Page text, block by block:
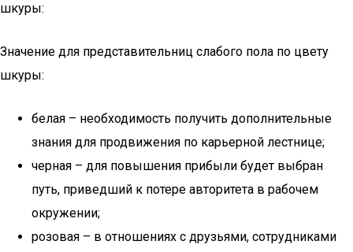
шкуры:
Значение для представительниц слабого пола по цвету
шкуры:
белая – необходимость получить дополнительные
знания для продвижения по карьерной лестнице;
черная – для повышения прибыли будет выбран
путь, приведший к потере авторитета в рабочем
окружении;
розовая – в отношениях с друзьями, сотрудниками